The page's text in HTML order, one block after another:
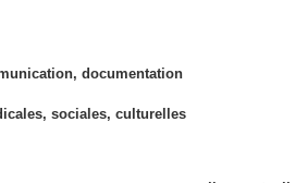
documentation
sociales, culturelles